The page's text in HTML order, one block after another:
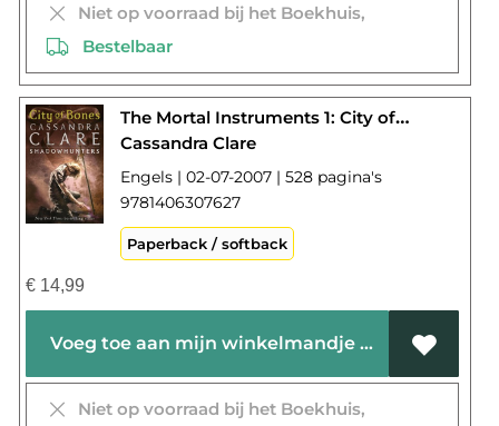
Niet op voorraad bij het Boekhuis,
Bestelbaar
The Mortal Instruments 1: City of Bones
Cassandra Clare
Engels | 02-07-2007 | 528 pagina's
9781406307627
Paperback / softback
€14,99
Voeg toe aan mijn winkelmandje
Niet op voorraad bij het Boekhuis,